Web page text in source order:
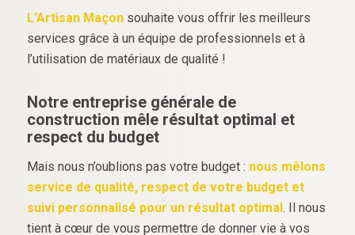
L’Artisan Maçonsouhaite vous offrir les meilleurs
services grâce à un équipe de professionnels et à
l’utilisation de matériaux de qualité !
Notre entreprise générale de
construction mêle résultat optimal et
respect du budget
Mais nous n’oublions pas votre budget : nous mêlons
service de qualité, respect de votre budget et
suivi personnalisé pour un résultat optimal. Il nous
tient à cœur de vous permettre de donner vie à vos